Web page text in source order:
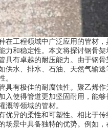
在工程领域中广泛应用的管材
力和稳定性。本文将探讨钢骨
具有卓越的耐压能力。由于钢
供水、排水、石油、天然气输
。
具有极佳的耐腐蚀性。聚乙烯
入使得管道更加坚固耐用，能
溉等领域的管材。
优异的柔性和可塑性。相比于
场景中具备独特的优势。例如